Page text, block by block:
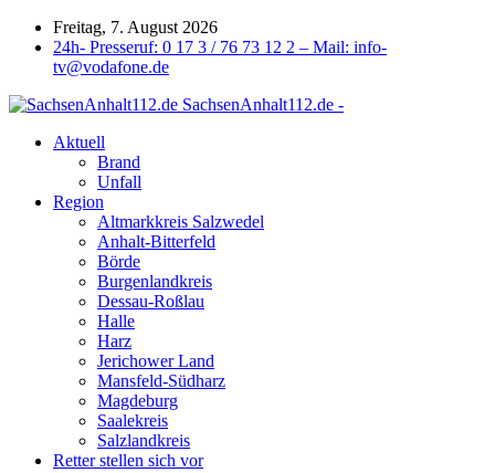
Freitag, 7. August 2026
24h- Presseruf: 0 17 3 / 76 73 12 2 – Mail: info-
tv@vodafone.de
SachsenAnhalt112.de -
Aktuell
Brand
Unfall
Region
Altmarkkreis Salzwedel
Anhalt-Bitterfeld
Börde
Burgenlandkreis
Dessau-Roßlau
Halle
Harz
Jerichower Land
Mansfeld-Südharz
Magdeburg
Saalekreis
Salzlandkreis
Retter stellen sich vor